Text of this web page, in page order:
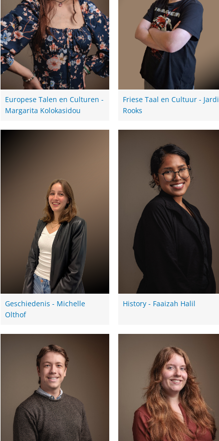
Europese Talen en Culturen -
Margarita Kolokasidou
Friese Taal en Cultuur - Jardi
Rooks
Geschiedenis - Michelle
Olthof
History - Faaizah Halil